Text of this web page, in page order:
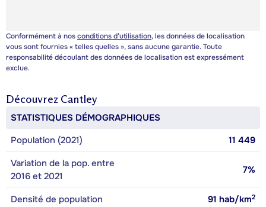
Conformément à nosconditions d’utilisation, les données de localisation
vous sont fournies « telles quelles », sans aucune garantie. Toute
responsabilité découlant des données de localisation est expressément
exclue.
Découvrez Cantley
STATISTIQUES DÉMOGRAPHIQUES
Population (2021)
11 449
Variation de la pop. entre
2016 et 2021
7%
Densité de population 91 hab/km2